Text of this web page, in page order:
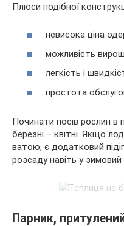
Плюси подібної
невисока ціна
можливість
легкість і
простота
Починати посів рослин в
березні – квітні. Якщо
ватою, є додатковий
розсаду навіть у зимовий
Парник,